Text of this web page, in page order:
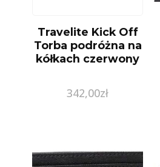
Travelite Kick Off
Torba podróżna na
kółkach czerwony
342,00zł